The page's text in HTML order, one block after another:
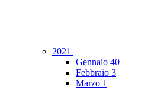
2021
Gennaio 40
Febbraio 3
Marzo 1